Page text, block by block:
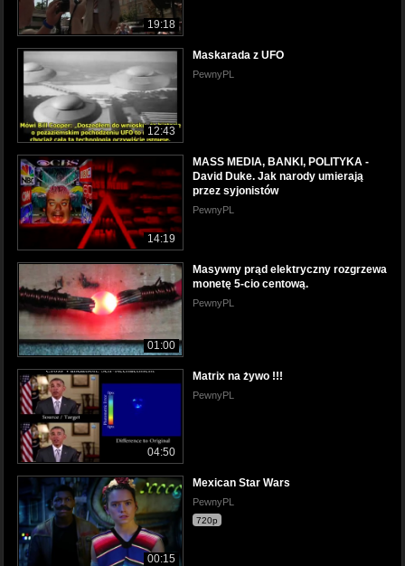
19:18
12:43
Maskarada z UFO
PewnyPL
14:19
MASS MEDIA, BANKI, POLITYKA -
David Duke. Jak narody umierają
przez syjonistów
PewnyPL
01:00
Masywny prąd elektryczny rozgrzewa
monetę 5-cio centową.
PewnyPL
04:50
Matrix na żywo !!!
PewnyPL
00:15
Mexican Star Wars
PewnyPL
720p